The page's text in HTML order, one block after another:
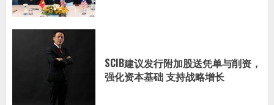
SCIB建议发行附加股送凭单与削资，
强化资本基础 支持战略增长